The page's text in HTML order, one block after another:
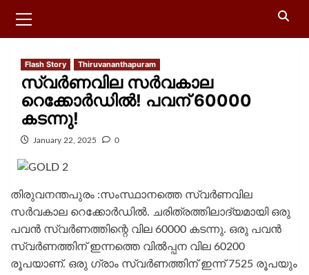
Flash Story Thiruvananthapuram
സ്വര്‍ണവില സര്‍വകാല
റെക്കോര്‍ഡില്‍! പവന് 60000
കടന്നു!
January 22, 2025 0
തിരുവനന്തപുരം :സംസ്ഥാനത്തെ സ്വര്‍ണവില
സര്‍വകാല റെക്കോര്‍ഡില്‍. ചരിത്രത്തിലാദ്യമായി ഒരു
പവന്‍ സ്വര്‍ണത്തിന്റെ വില 60000 കടന്നു. ഒരു പവന്‍
സ്വര്‍ണത്തിന് ഇന്നത്തെ വില്‍പ്പന വില 60200
രൂപയാണ്. ഒരു ഗ്രാം സ്വര്‍ണത്തിന് ഇന്ന് 7525 രൂപയും